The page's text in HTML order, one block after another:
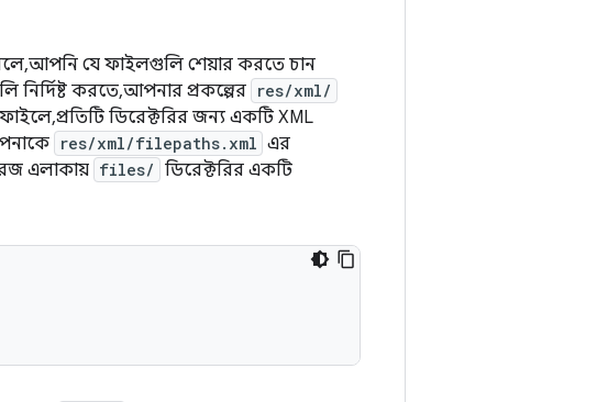
আপনি যে ফাইলগুলি শেয়ার করতে চান
নির্দিষ্ট করতে, আপনার প্রকল্পের res/xml/
প্রতিটি ডিরেক্টরির জন্য একটি XML
res/xml/filepaths.xml এর
এলাকায় files/ ডিরেক্টরির একটি